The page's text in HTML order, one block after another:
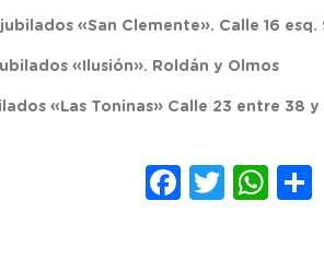
«San Clemente». Calle 16 esq.
«Ilusión». Roldán y Olmos
«Las Toninas» Calle 23 entre 38